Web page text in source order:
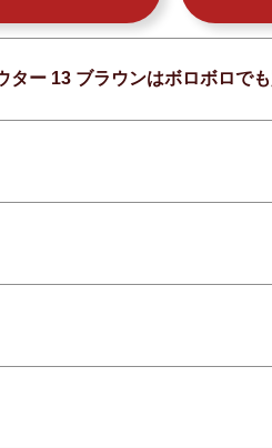
ター 13 ブラウンはボロボロで